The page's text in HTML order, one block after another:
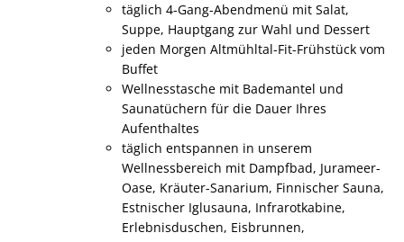
täglich 4-Gang-Abendmenü mit Salat,
Suppe, Hauptgang zur Wahl und Dessert
jeden Morgen Altmühltal-Fit-Frühstück vom
Buffet
Wellnesstasche mit Bademantel und
Saunatüchern für die Dauer Ihres
Aufenthaltes
täglich entspannen in unserem
Wellnessbereich mit Dampfbad, Jurameer-
Oase, Kräuter-Sanarium, Finnischer Sauna,
Estnischer Iglusauna, Infrarotkabine,
Erlebnisduschen, Eisbrunnen,